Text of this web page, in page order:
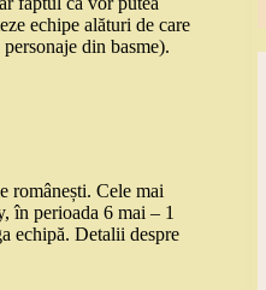
echipe alături de care
din basme).
românești. Cele mai
în perioada 6 mai – 1
echipă. Detalii despre